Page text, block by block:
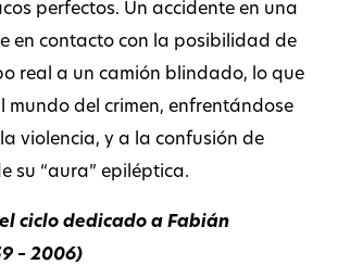
perfectos. Un accidente en una
en contacto con la posibilidad de
real a un camión blindado, lo que
mundo del crimen, enfrentándose
violencia, y a la confusión de
su “aura” epiléptica.
ciclo dedicado a Fabián
– 2006)